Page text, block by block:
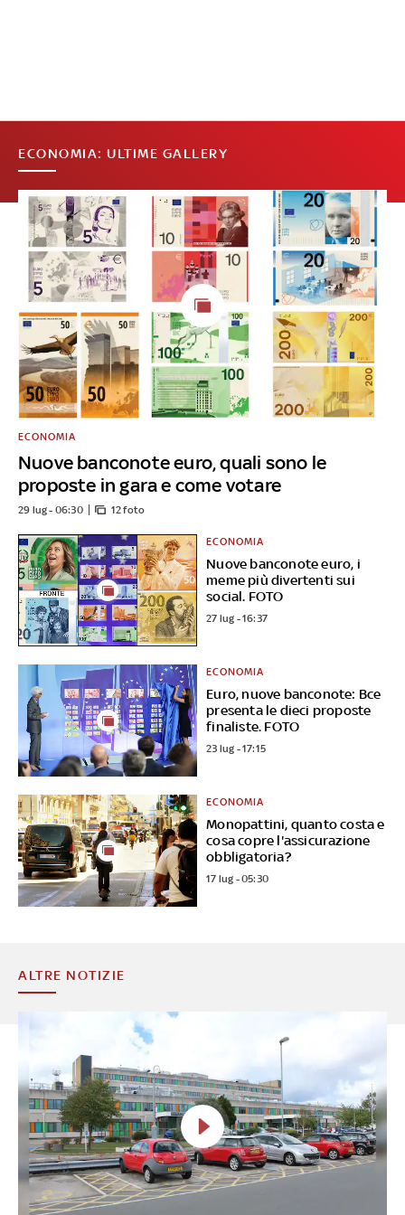
ECONOMIA: ULTIME GALLERY
Nuove banconote euro, quali sono le
proposte in gara e come votare
ECONOMIA
29 lug - 06:30 12 foto
Nuove banconote euro, i
meme più divertenti sui
social. FOTO
ECONOMIA
27 lug - 16:37
Euro, nuove banconote: Bce
presenta le dieci proposte
finaliste. FOTO
ECONOMIA
23 lug - 17:15
Monopattini, quanto costa e
cosa copre l'assicurazione
obbligatoria?
ECONOMIA
17 lug - 05:30
ALTRE NOTIZIE